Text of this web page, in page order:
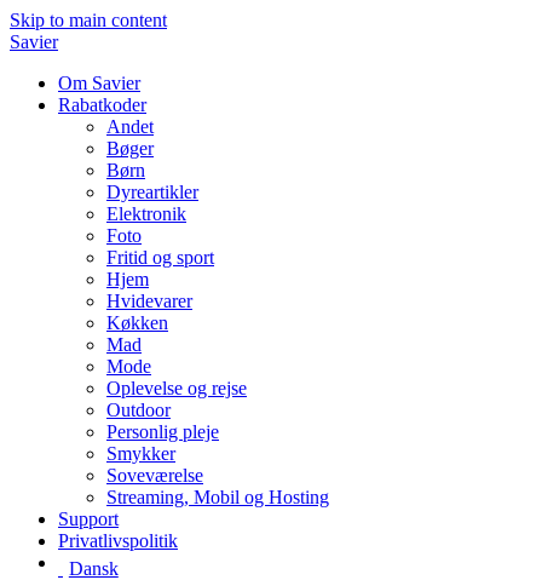
Skip to main content
Savier
Om Savier
Rabatkoder
Andet
Bøger
Børn
Dyreartikler
Elektronik
Foto
Fritid og sport
Hjem
Hvidevarer
Køkken
Mad
Mode
Oplevelse og rejse
Outdoor
Personlig pleje
Smykker
Soveværelse
Streaming, Mobil og Hosting
Support
Privatlivspolitik
Dansk